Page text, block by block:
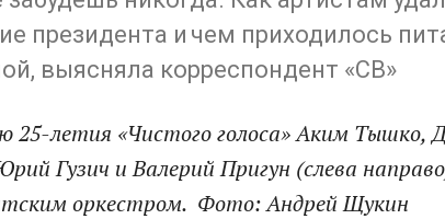
президента и чем приходилось
выясняла корреспондент «СВ»
25-летия «Чистого голоса» Аким
Гузич и Валерий Пригун (слева
оркестром. Фото: Андрей Щукин